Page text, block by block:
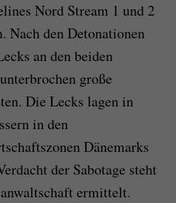
Nord Stream 1 und 2
Nach den Detonationen
an den beiden
große
Die Lecks lagen in
in den
Dänemarks
der Sabotage steht
ermittelt.